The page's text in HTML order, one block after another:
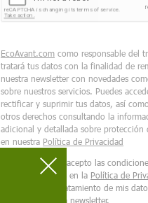
EcoAvant.com como responsable del
tratará tus datos con la finalidad de
nuestra newsletter con novedades
sobre nuestros servicios. Puedes
rectificar y suprimir tus datos, así
otros derechos consultando la
adicional y detallada sobre protección
en nuestra Política de Privacidad
He leído y acepto las
contenidas en la Política de
sobre el tratamiento de mis
envío de la newsletter.